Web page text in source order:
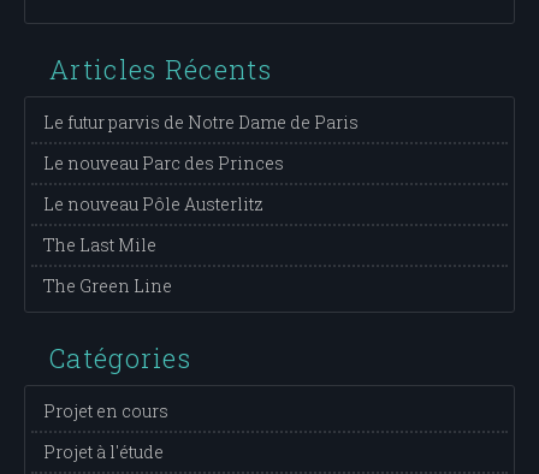
Articles Récents
Le futur parvis de Notre Dame de Paris
Le nouveau Parc des Princes
Le nouveau Pôle Austerlitz
The Last Mile
The Green Line
Catégories
Projet en cours
Projet à l'étude